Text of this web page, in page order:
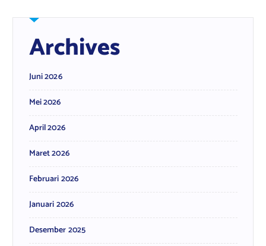
Archives
Juni 2026
Mei 2026
April 2026
Maret 2026
Februari 2026
Januari 2026
Desember 2025